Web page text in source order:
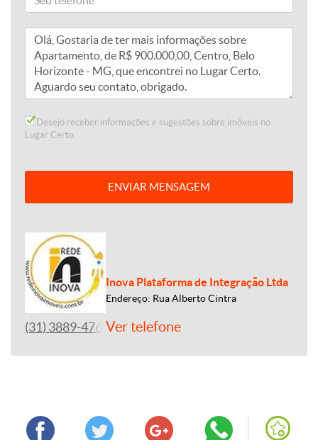
Desejo receber informações e sugestões sobre imóveis no
Lugar Certo.
ENVIAR MENSAGEM
Inova Plataforma de Integração Ltda
Endereço: Rua Alberto Cintra
(31) 3889-4765Ver telefone